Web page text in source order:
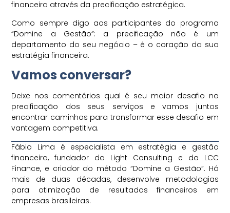
financeira através da precificação estratégica.
Como sempre digo aos participantes do programa
“Domine a Gestão”: a precificação não é um
departamento do seu negócio – é o coração da sua
estratégia financeira.
Vamos conversar?
Deixe nos comentários qual é seu maior desafio na
precificação dos seus serviços e vamos juntos
encontrar caminhos para transformar esse desafio em
vantagem competitiva.
Fábio Lima é especialista em estratégia e gestão
financeira, fundador da Light Consulting e da LCC
Finance, e criador do método “Domine a Gestão”. Há
mais de duas décadas, desenvolve metodologias
para otimização de resultados financeiros em
empresas brasileiras.